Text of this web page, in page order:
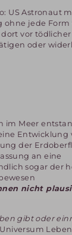
US Astronaut
ohne jede Form
vor tödlicher
oder
im Meer
Entwicklung
der
an eine
sogar der
nicht
gibt oder